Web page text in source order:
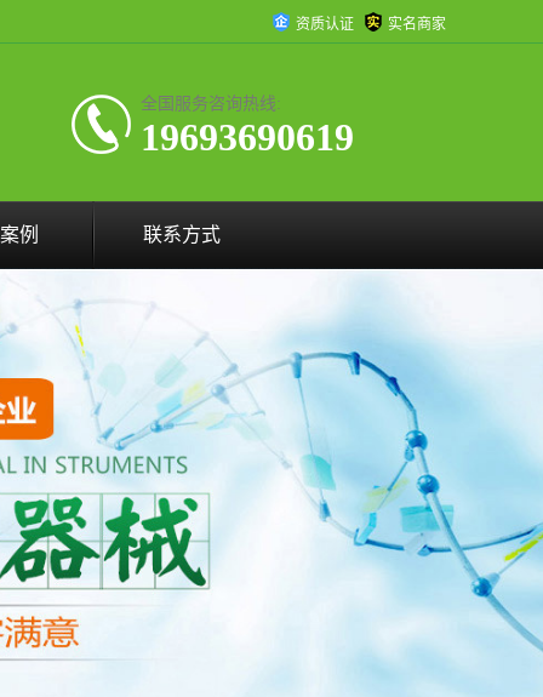
资质认证 实名商家
全国服务咨询热线:
19693690619
例 联系方式